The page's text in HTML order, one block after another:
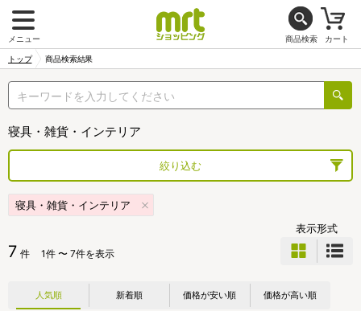
メニュー 商品検索 カート
トップ 商品検索結果
寝具・雑貨・インテリア
絞り込む
寝具・雑貨・インテリア
7 件 1件 〜 7件を表示
表示形式
人気順 新着順 価格が安い順 価格が高い順